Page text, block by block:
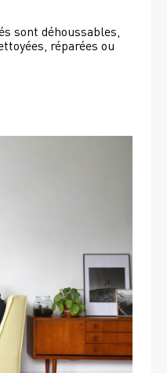
sont déhoussables,
réparées ou